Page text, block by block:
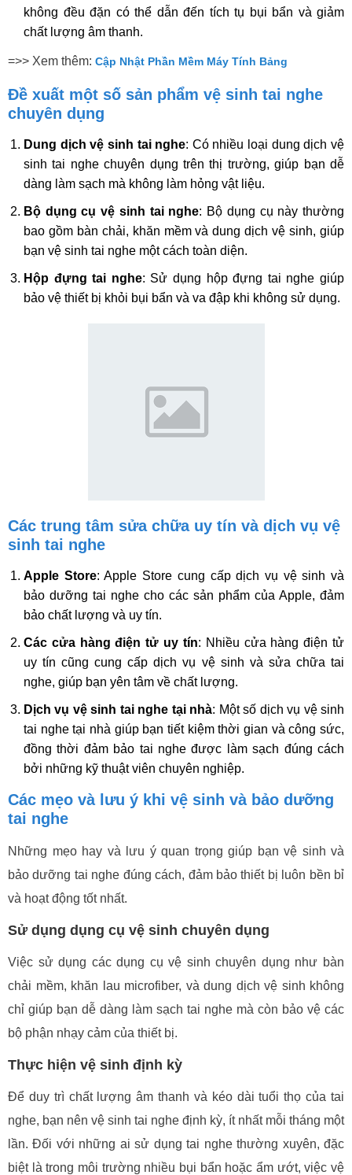
không đều đặn có thể dẫn đến tích tụ bụi bẩn và giảm
chất lượng âm thanh.
=>> Xem thêm: Cập Nhật Phần Mềm Máy Tính Bảng
Đề xuất một số sản phẩm vệ sinh tai nghe
chuyên dụng
Dung dịch vệ sinh tai nghe: Có nhiều loại dung dịch vệ
sinh tai nghe chuyên dụng trên thị trường, giúp bạn dễ
dàng làm sạch mà không làm hỏng vật liệu.
Bộ dụng cụ vệ sinh tai nghe: Bộ dụng cụ này thường
bao gồm bàn chải, khăn mềm và dung dịch vệ sinh, giúp
bạn vệ sinh tai nghe một cách toàn diện.
Hộp đựng tai nghe: Sử dụng hộp đựng tai nghe giúp
bảo vệ thiết bị khỏi bụi bẩn và va đập khi không sử dụng.
Các trung tâm sửa chữa uy tín và dịch vụ vệ
sinh tai nghe
Apple Store: Apple Store cung cấp dịch vụ vệ sinh và
bảo dưỡng tai nghe cho các sản phẩm của Apple, đảm
bảo chất lượng và uy tín.
Các cửa hàng điện tử uy tín: Nhiều cửa hàng điện tử
uy tín cũng cung cấp dịch vụ vệ sinh và sửa chữa tai
nghe, giúp bạn yên tâm về chất lượng.
Dịch vụ vệ sinh tai nghe tại nhà: Một số dịch vụ vệ sinh
tai nghe tại nhà giúp bạn tiết kiệm thời gian và công sức,
đồng thời đảm bảo tai nghe được làm sạch đúng cách
bởi những kỹ thuật viên chuyên nghiệp.
Các mẹo và lưu ý khi vệ sinh và bảo dưỡng
tai nghe
Những mẹo hay và lưu ý quan trọng giúp bạn vệ sinh và
bảo dưỡng tai nghe đúng cách, đảm bảo thiết bị luôn bền bỉ
và hoạt động tốt nhất.
Sử dụng dụng cụ vệ sinh chuyên dụng
Việc sử dụng các dụng cụ vệ sinh chuyên dụng như bàn
chải mềm, khăn lau microfiber, và dung dịch vệ sinh không
chỉ giúp bạn dễ dàng làm sạch tai nghe mà còn bảo vệ các
bộ phận nhạy cảm của thiết bị.
Thực hiện vệ sinh định kỳ
Để duy trì chất lượng âm thanh và kéo dài tuổi thọ của tai
nghe, bạn nên vệ sinh tai nghe định kỳ, ít nhất mỗi tháng một
lần. Đối với những ai sử dụng tai nghe thường xuyên, đặc
biệt là trong môi trường nhiều bụi bẩn hoặc ẩm ướt, việc vệ